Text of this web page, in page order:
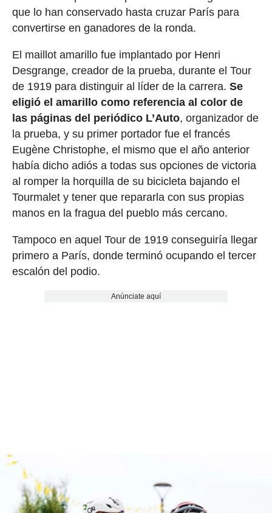
que lo han conservado hasta cruzar París para
convertirse en ganadores de la ronda.
El maillot amarillo fue implantado por Henri
Desgrange, creador de la prueba, durante el Tour
de 1919 para distinguir al líder de la carrera. Se
eligió el amarillo como referencia al color de
las páginas del periódico L’Auto, organizador de
la prueba, y su primer portador fue el francés
Eugène Christophe, el mismo que el año anterior
había dicho adiós a todas sus opciones de victoria
al romper la horquilla de su bicicleta bajando el
Tourmalet y tener que repararla con sus propias
manos en la fragua del pueblo más cercano.
Tampoco en aquel Tour de 1919 conseguiría llegar
primero a París, donde terminó ocupando el tercer
escalón del podio.
Anúnciate aquí